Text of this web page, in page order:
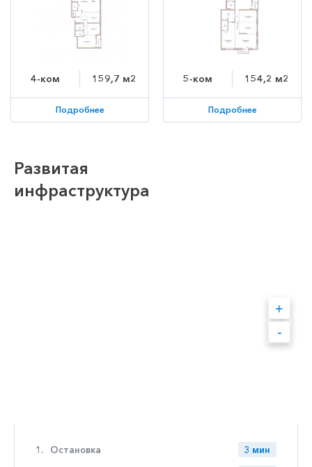
4-ком 159,7 м2
Подробнее
5-ком 154,2 м2
Подробнее
Развитая
инфраструктура
1. Остановка 3 мин
+
-